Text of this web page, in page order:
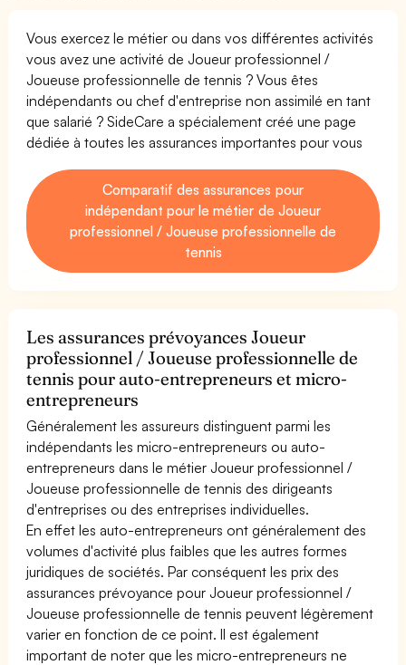
Vous exercez le métier ou dans vos différentes activités
vous avez une activité de Joueur professionnel /
Joueuse professionnelle de tennis ? Vous êtes
indépendants ou chef d'entreprise non assimilé en tant
que salarié ? SideCare a spécialement créé une page
dédiée à toutes les assurances importantes pour vous
Comparatif des assurances pour
indépendant pour le métier de Joueur
professionnel / Joueuse professionnelle de
tennis
Les assurances prévoyances Joueur
professionnel / Joueuse professionnelle de
tennis pour auto-entrepreneurs et micro-
entrepreneurs
Généralement les assureurs distinguent parmi les
indépendants les micro-entrepreneurs ou auto-
entrepreneurs dans le métier Joueur professionnel /
Joueuse professionnelle de tennis des dirigeants
d'entreprises ou des entreprises individuelles.
En effet les auto-entrepreneurs ont généralement des
volumes d'activité plus faibles que les autres formes
juridiques de sociétés. Par conséquent les prix des
assurances prévoyance pour Joueur professionnel /
Joueuse professionnelle de tennis peuvent légèrement
varier en fonction de ce point. Il est également
important de noter que les micro-entrepreneurs ne